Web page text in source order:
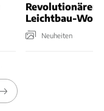
Revolutionärer
Leichtbau-
Neuheiten